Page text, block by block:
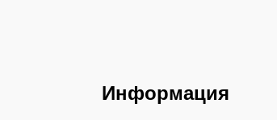
Информация